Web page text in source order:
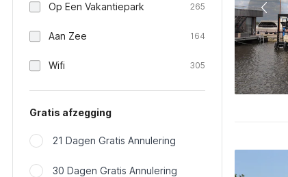
Op Een Vakantiepark 265
Aan Zee 164
Wifi 305
Gratis afzegging
21 Dagen Gratis Annulering
30 Dagen Gratis Annulering